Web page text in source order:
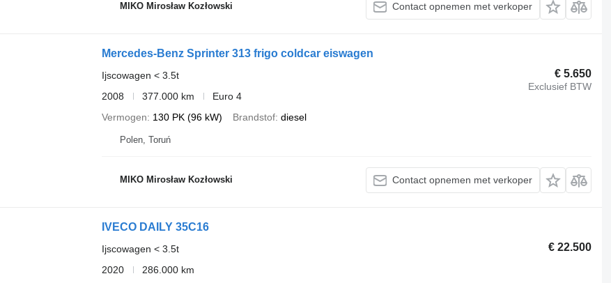
MIKO Mirosław Kozłowski Contact opnemen met verkoper
Mercedes-Benz Sprinter 313 frigo coldcar eiswagen
€ 5.650
Exclusief BTW
Ijscowagen < 3.5t
2008
377.000 km
Euro 4
Vermogen
130 PK (96 kW) Brandstof diesel
Polen, Toruń
MIKO Mirosław Kozłowski Contact opnemen met verkoper
IVECO DAILY 35C16
€ 22.500
Ijscowagen < 3.5t
2020
286.000 km